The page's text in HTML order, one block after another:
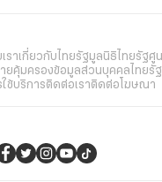
ราเกี่ยวกับไทยรัฐมูลนิธิไทยรัฐศู
ยคุ้มครองข้อมูลส่วนบุคคลไทยรั
ช้บริการติดต่อเราติดต่อโฆษณา